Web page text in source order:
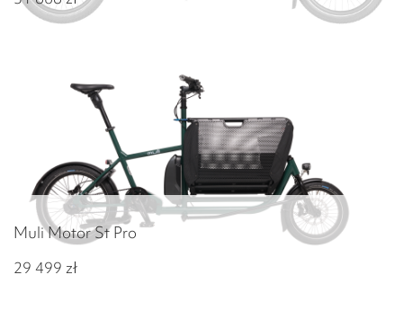
Muli Motor St Pro
29 499 zł